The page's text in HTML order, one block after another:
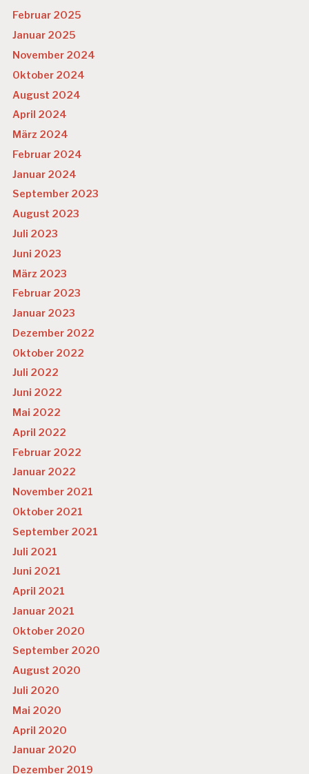
Februar 2025
Januar 2025
November 2024
Oktober 2024
August 2024
April 2024
März 2024
Februar 2024
Januar 2024
September 2023
August 2023
Juli 2023
Juni 2023
März 2023
Februar 2023
Januar 2023
Dezember 2022
Oktober 2022
Juli 2022
Juni 2022
Mai 2022
April 2022
Februar 2022
Januar 2022
November 2021
Oktober 2021
September 2021
Juli 2021
Juni 2021
April 2021
Januar 2021
Oktober 2020
September 2020
August 2020
Juli 2020
Mai 2020
April 2020
Januar 2020
Dezember 2019